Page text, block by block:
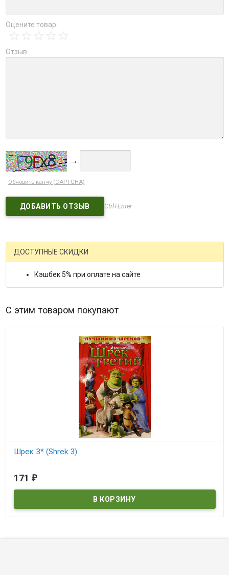
Оцените товар
Отзыв
→
Обновить капчу (CAPTCHA)
Ctrl+Enter
ДОСТУПНЫЕ СКИДКИ
Кэшбек 5% при оплате на сайте
С этим товаром покупают
Шрек 3* (Shrek 3)
171 ₽